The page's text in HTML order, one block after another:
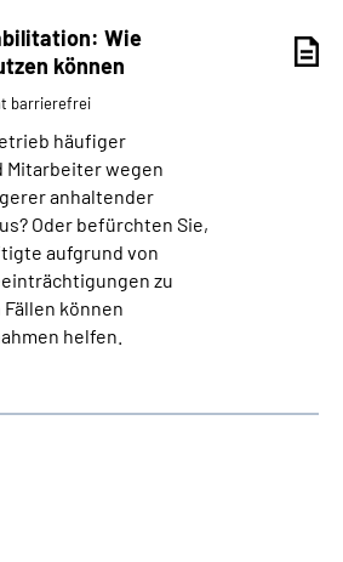
(DGS)
Mein Kundenportal
Wie
können
barrierefrei
häufiger
Mitarbeiter wegen
anhaltender
Oder befürchten Sie,
aufgrund von
zu
können
helfen.